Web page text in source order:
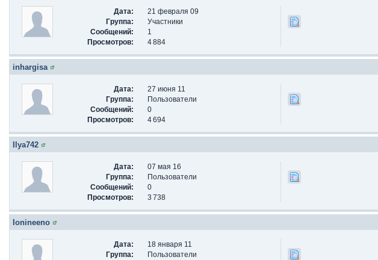
Дата:
21 февраля 09
Группа:
Участники
Сообщений:
1
Просмотров:
4 884
inhargisa
Дата:
27 июня 11
Группа:
Пользователи
Сообщений:
0
Просмотров:
4 694
Ilya742
Дата:
07 мая 16
Группа:
Пользователи
Сообщений:
0
Просмотров:
3 738
Ionineeno
Дата:
18 января 11
Группа:
Пользователи